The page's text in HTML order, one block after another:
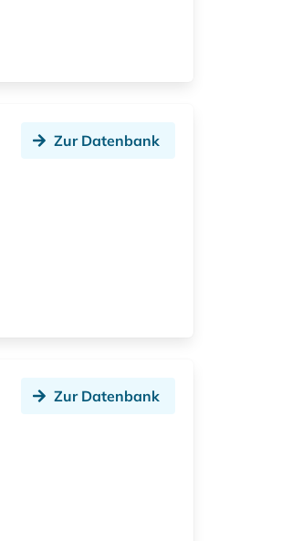
Zur Datenbank
Zur Datenbank